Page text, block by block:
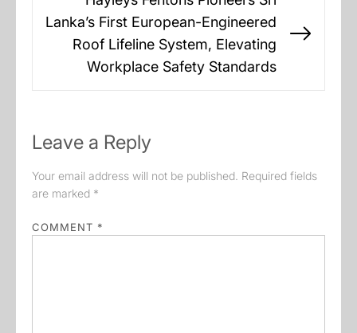
Lanka’s First European-Engineered
Roof Lifeline System, Elevating
Workplace Safety Standards
Leave a Reply
Your email address will not be published. Required fields
are marked *
COMMENT *